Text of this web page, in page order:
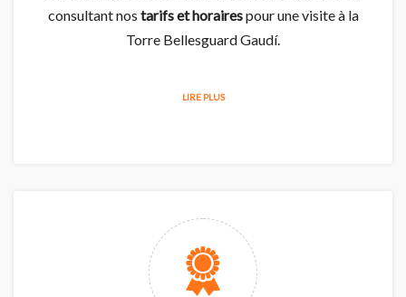
consultant nos tarifs et horairespour une visite à la
Torre Bellesguard Gaudí.
LIRE PLUS